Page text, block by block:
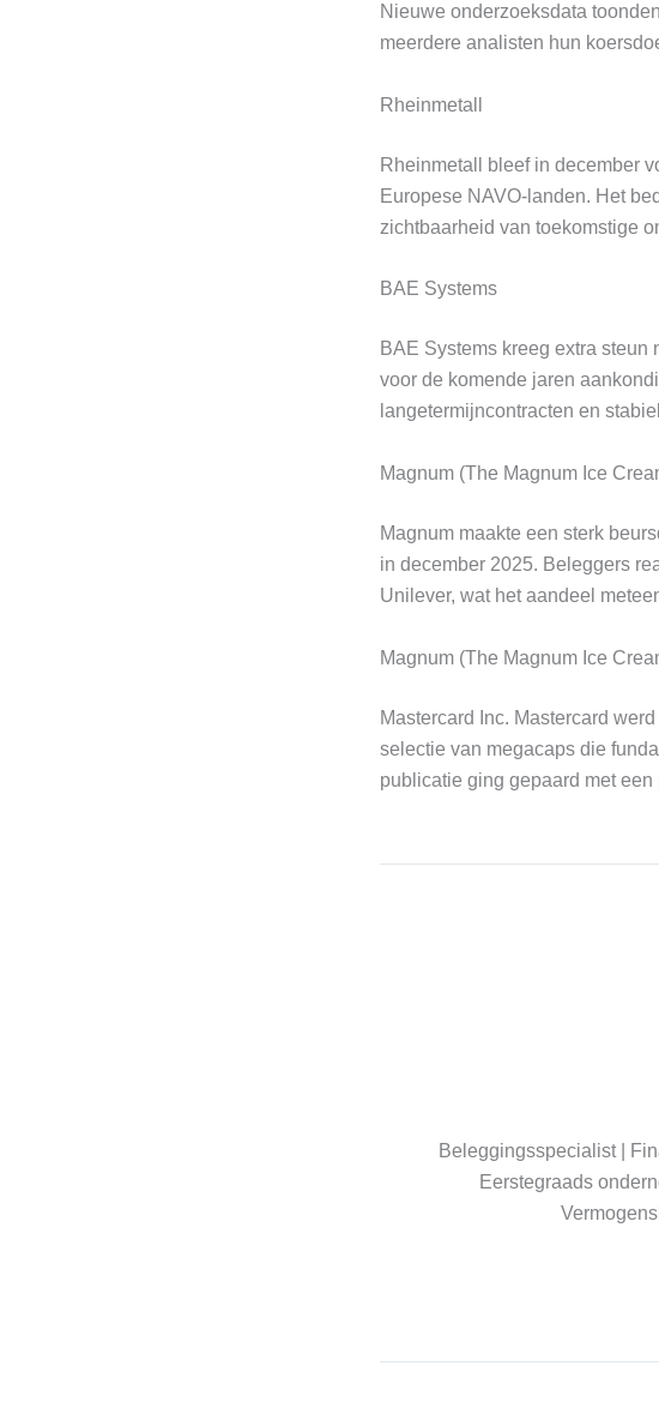
Nieuwe onderzoeksdata
meerdere analisten hun
Rheinmetall
Rheinmetall bleef in december
Europese NAVO-landen. Het
zichtbaarheid van toekomstige
BAE Systems
BAE Systems kreeg extra
voor de komende jaren
langetermijncontracten en
Magnum (The Magnum Ice
Magnum maakte een sterk
in december 2025. Beleggers
Unilever, wat het aandeel
Magnum (The Magnum Ice
Mastercard Inc. Mastercard
selectie van megacaps die
publicatie ging gepaard met
Beleggingsspecialist |
Eerstegraads